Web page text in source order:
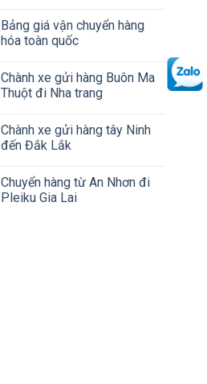
Bảng giá vận chuyển hàng
hóa toàn quốc
Chành xe gửi hàng Buôn Ma
Thuột đi Nha trang
Chành xe gửi hàng tây Ninh
đến Đắk Lắk
Chuyển hàng từ An Nhơn đi
Pleiku Gia Lai